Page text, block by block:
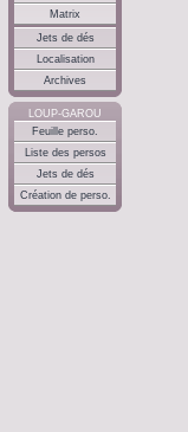
Matrix
Jets de dés
Localisation
Archives
LOUP-GAROU
Feuille perso.
Liste des persos
Jets de dés
Création de perso.